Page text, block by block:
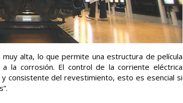
alta, lo que permite una estructura de película
la corrosión. El control de la corriente eléctrica
consistente del revestimiento, esto es esencial si